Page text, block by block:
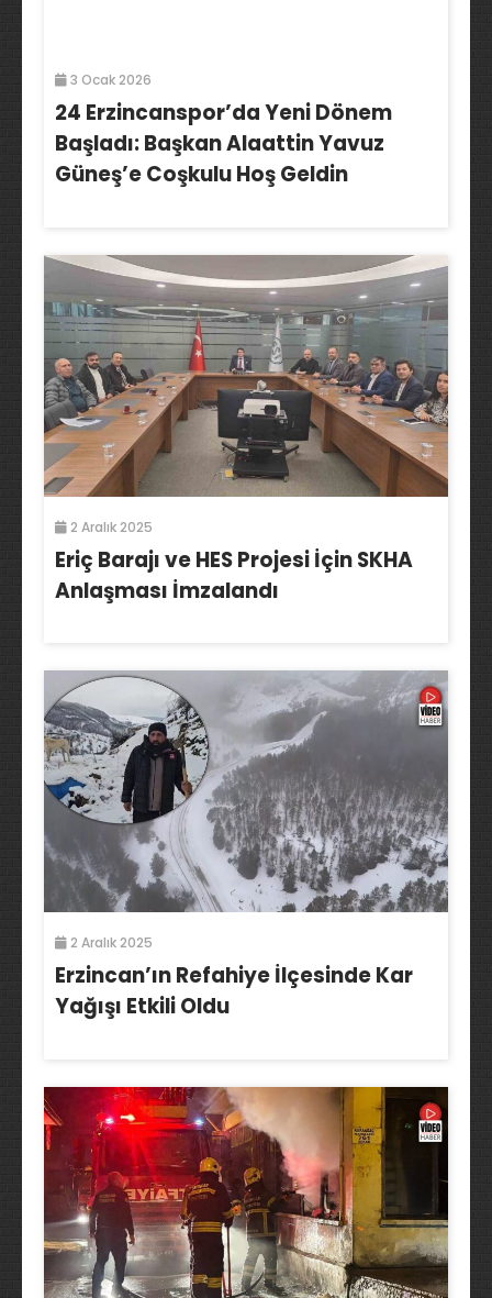
3 Ocak 2026
24 Erzincanspor’da Yeni Dönem
Başladı: Başkan Alaattin Yavuz
Güneş’e Coşkulu Hoş Geldin
2 Aralık 2025
Eriç Barajı ve HES Projesi İçin SKHA
Anlaşması İmzalandı
2 Aralık 2025
Erzincan’ın Refahiye İlçesinde Kar
Yağışı Etkili Oldu